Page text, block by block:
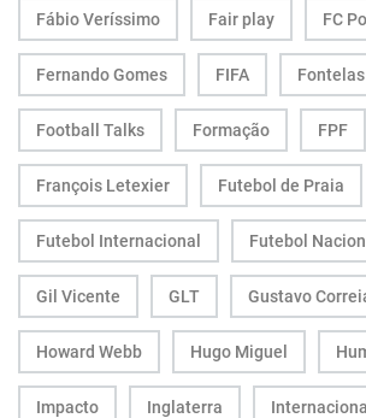
Fábio Veríssimo Fair play FC
Fernando Gomes FIFA
Football Talks Formação FPF
François Letexier Futebol de Praia
Futebol Internacional Futebol
Gil Vicente GLT Gustavo
Howard Webb Hugo Miguel
Impacto Inglaterra Internacional